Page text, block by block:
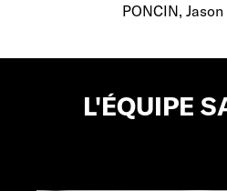
PONCIN, Jason
L'ÉQUIPE